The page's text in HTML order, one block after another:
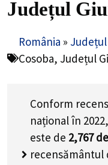
Județul
România »
Cosoba, Județul
Conform
național în
este de 2,767
recensământul